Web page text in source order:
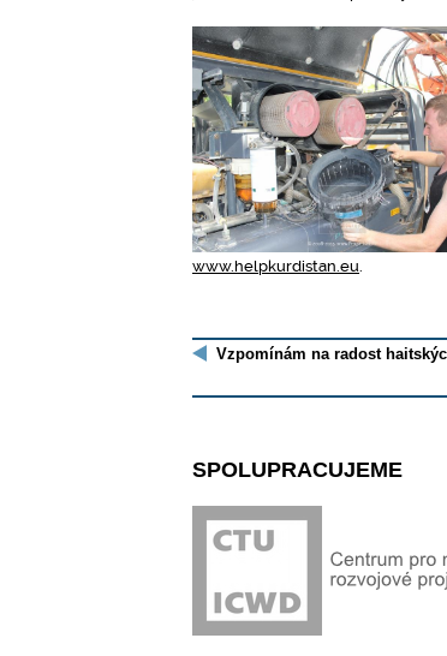
www.helpkurdistan.eu.
Vzpomínám na radost
SPOLUPRACUJEME